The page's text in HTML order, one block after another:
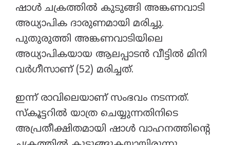
ഷാൾ ചക്രത്തിൽ കുടുങ്ങി അങ്കണവാടി
അധ്യാപിക ദാരുണമായി മരിച്ചു.
പുതുരുത്തി അങ്കണവാടിയിലെ
അധ്യാപികയായ ആലപ്പാടൻ വീട്ടിൽ മിനി
വർഗീസാണ് (52) മരിച്ചത്.
​ഇന്ന് രാവിലെയാണ് സംഭവം നടന്നത്.
സ്കൂട്ടറിൽ യാത്ര ചെയ്യുന്നതിനിടെ
അപ്രതീക്ഷിതമായി ഷാൾ വാഹനത്തിന്റെ